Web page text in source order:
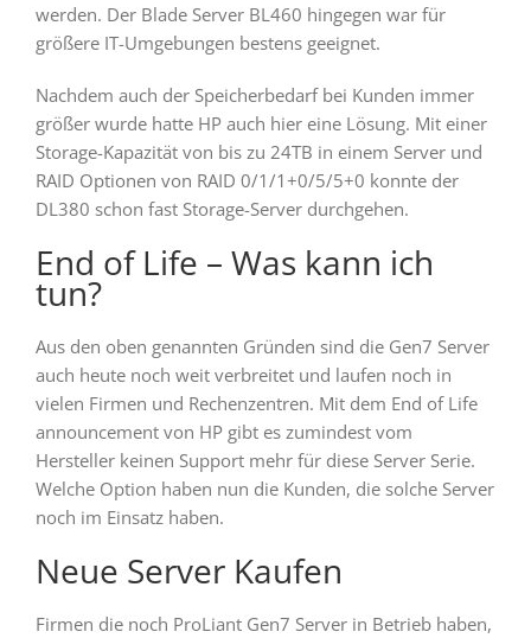
werden. Der Blade Server BL460 hingegen war für
größere IT-Umgebungen bestens geeignet.
Nachdem auch der Speicherbedarf bei Kunden immer
größer wurde hatte HP auch hier eine Lösung. Mit einer
Storage-Kapazität von bis zu 24TB in einem Server und
RAID Optionen von RAID 0/1/1+0/5/5+0 konnte der
DL380 schon fast Storage-Server durchgehen.
End of Life – Was kann ich
tun?
Aus den oben genannten Gründen sind die Gen7 Server
auch heute noch weit verbreitet und laufen noch in
vielen Firmen und Rechenzentren. Mit dem End of Life
announcement von HP gibt es zumindest vom
Hersteller keinen Support mehr für diese Server Serie.
Welche Option haben nun die Kunden, die solche Server
noch im Einsatz haben.
Neue Server Kaufen
Firmen die noch ProLiant Gen7 Server in Betrieb haben,